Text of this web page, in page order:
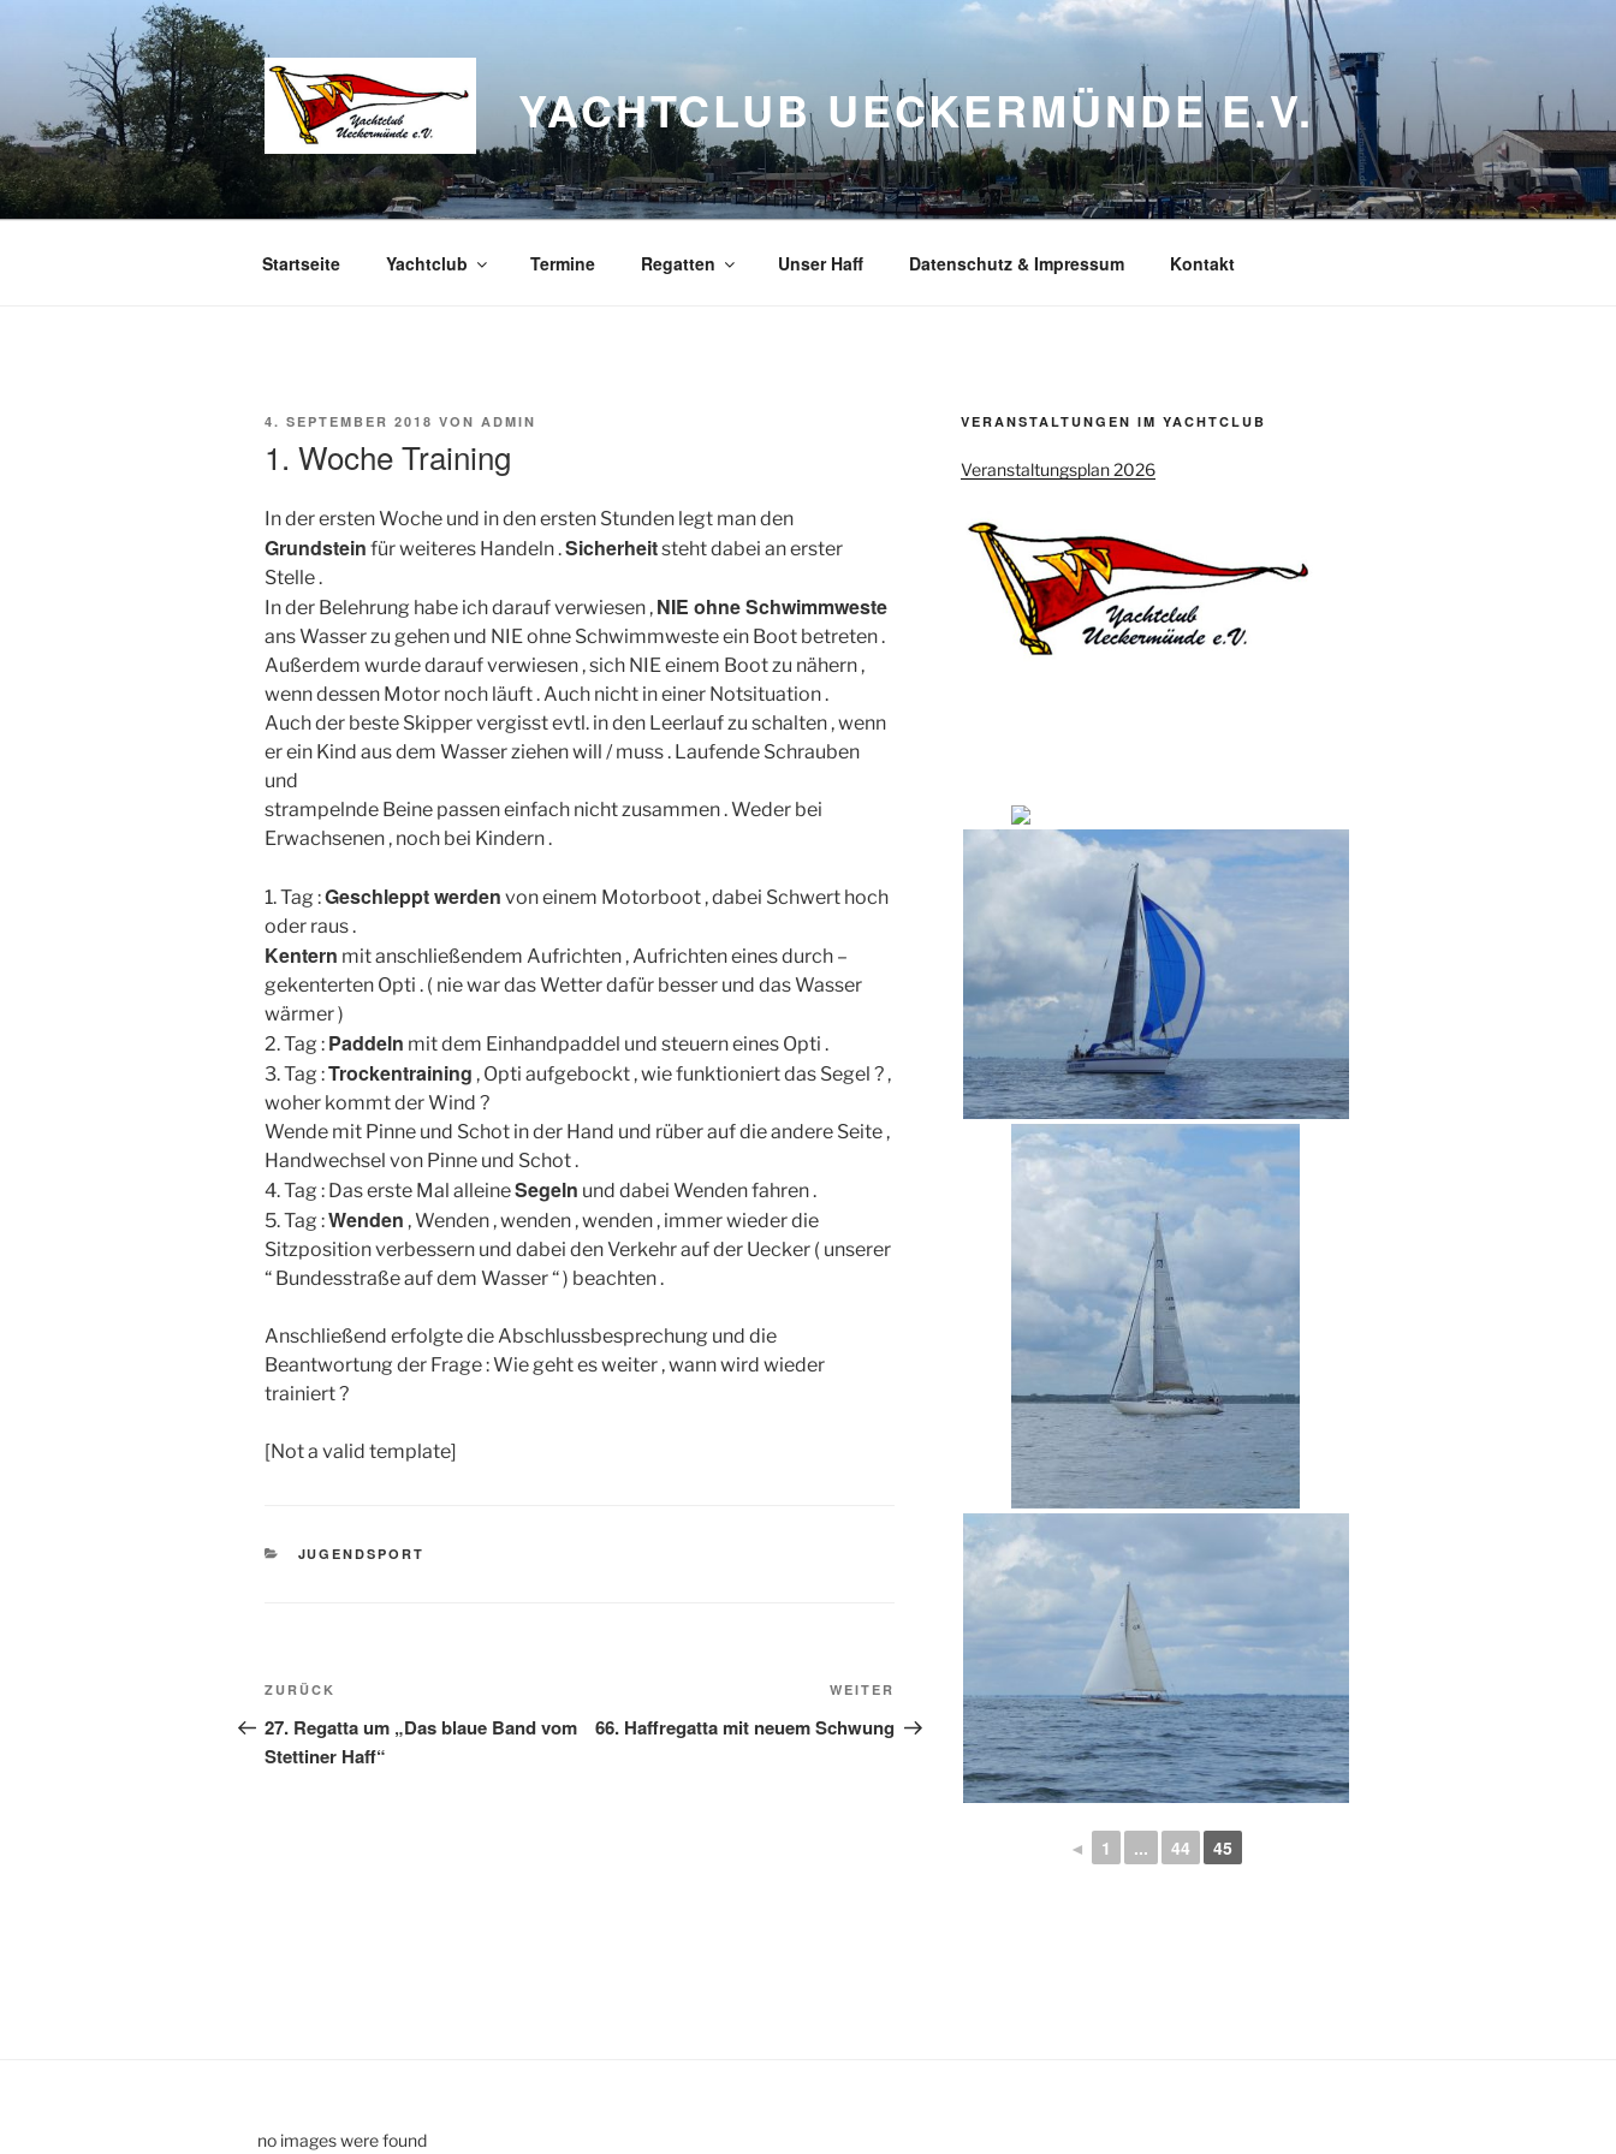
springen
YACHTCLUB UECKERMÜNDE E.V.
Startseite Yachtclub Termine Regatten Unser Haff Datenschutz & Impressum Kontakt
VERÖFFENTLICHT
4. SEPTEMBER 2018 VON ADMIN
1. Woche Training
In der ersten Woche und in den ersten Stunden legt man den
Grundstein für weiteres Handeln .Sicherheitsteht dabei an erster
Stelle .
In der Belehrung habe ich darauf verwiesen , NIE ohne Schwimmweste
ans Wasser zu gehen und NIE ohne Schwimmweste ein Boot betreten .
Außerdem wurde darauf verwiesen , sich NIE einem Boot zu nähern ,
wenn dessen Motor noch läuft . Auch nicht in einer Notsituation .
Auch der beste Skipper vergisst evtl. in den Leerlauf zu schalten , wenn
er ein Kind aus dem Wasser ziehen will / muss . Laufende Schrauben
und
strampelnde Beine passen einfach nicht zusammen . Weder bei
Erwachsenen , noch bei Kindern .
1. Tag :Geschleppt werden von einem Motorboot , dabei Schwert hoch
oder raus .
Kentern mit anschließendem Aufrichten , Aufrichten eines durch –
gekenterten Opti . ( nie war das Wetter dafür besser und das Wasser
wärmer )
2. Tag : Paddeln mit dem Einhandpaddel und steuern eines Opti .
3. Tag :Trockentraining , Opti aufgebockt , wie funktioniert das Segel ? ,
woher kommt der Wind ?
Wende mit Pinne und Schot in der Hand und rüber auf die andere Seite ,
Handwechsel von Pinne und Schot .
4. Tag : Das erste Mal alleineSegeln und dabei Wenden fahren .
5. Tag :Wenden , Wenden , wenden , wenden , immer wieder die
Sitzposition verbessern und dabei den Verkehr auf der Uecker ( unserer
“ Bundesstraße auf dem Wasser “ ) beachten .
Anschließend erfolgte die Abschlussbesprechung und die
Beantwortung der Frage : Wie geht es weiter , wann wird wieder
trainiert ?
[Not a valid template]
KATEGORIEN
JUGENDSPORT
Beitragsnavigation
Vorheriger
Beitrag
ZURÜCK
27. Regatta um „Das blaue Band vom
Stettiner Haff“
Nächster
Beitrag
WEITER
66. Haffregatta mit neuem Schwung
VERANSTALTUNGEN IM YACHTCLUB
Veranstaltungsplan 2026
◄ 1 ... 44 45
no images were found